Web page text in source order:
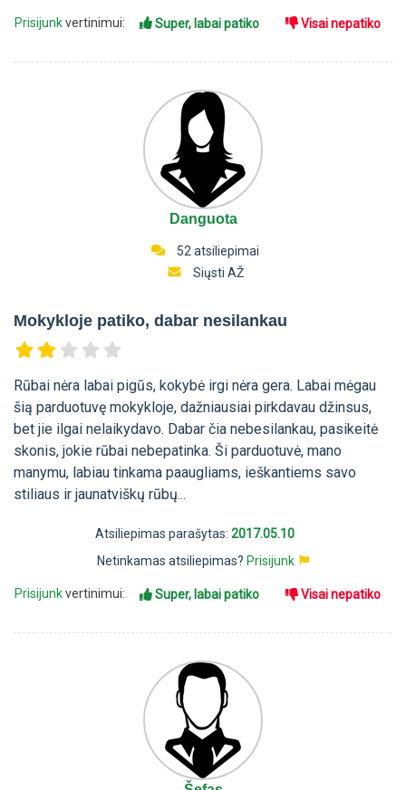
Prisijunkvertinimui: Super, labai patiko Visai nepatiko
Danguota
52 atsiliepimai
Siųsti AŽ
Mokykloje patiko, dabar nesilankau
Rūbai nėra labai pigūs, kokybė irgi nėra gera. Labai mėgau
šią parduotuvę mokykloje, dažniausiai pirkdavau džinsus,
bet jie ilgai nelaikydavo. Dabar čia nebesilankau, pasikeitė
skonis, jokie rūbai nebepatinka. Ši parduotuvė, mano
manymu, labiau tinkama paaugliams, ieškantiems savo
stiliaus ir jaunatviškų rūbų...
Atsiliepimas parašytas: 2017.05.10
Netinkamas atsiliepimas? Prisijunk
Prisijunkvertinimui: Super, labai patiko Visai nepatiko